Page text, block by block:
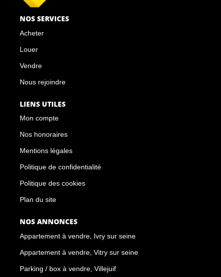
NOS SERVICES
Acheter
Louer
Vendre
Nous rejoindre
LIENS UTILES
Mon compte
Nos honoraires
Mentions légales
Politique de confidentialité
Politique des cookies
Plan du site
NOS ANNONCES
Appartement à vendre, Ivry sur seine
Appartement à vendre, Vitry sur seine
Parking / box à vendre, Villejuif